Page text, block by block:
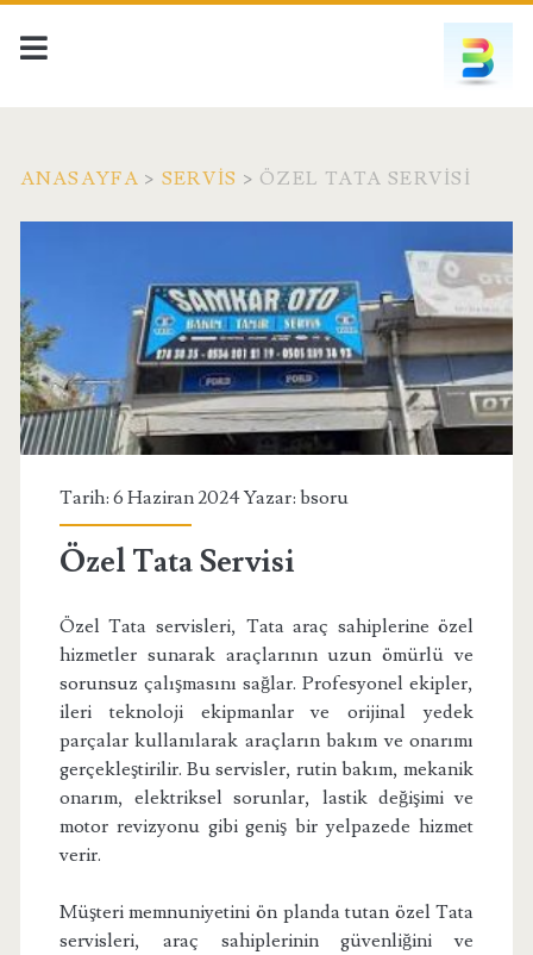
ANASAYFA > SERVIS > ÖZEL TATA SERVISI
Tarih: 6 Haziran 2024 Yazar: bsoru
Özel Tata Servisi
Özel Tata servisleri, Tata araç sahiplerine özel
hizmetler sunarak araçlarının uzun ömürlü ve
sorunsuz çalışmasını sağlar. Profesyonel ekipler,
ileri teknoloji ekipmanlar ve orijinal yedek
parçalar kullanılarak araçların bakım ve onarımı
gerçekleştirilir. Bu servisler, rutin bakım, mekanik
onarım, elektriksel sorunlar, lastik değişimi ve
motor revizyonu gibi geniş bir yelpazede hizmet
verir.
Müşteri memnuniyetini ön planda tutan özel Tata
servisleri, araç sahiplerinin güvenliğini ve